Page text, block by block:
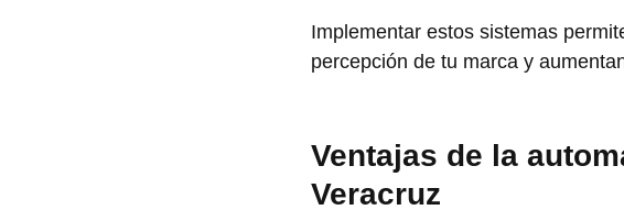
Implementar estos sistemas
percepción de tu marca y
Ventajas de la
Veracruz